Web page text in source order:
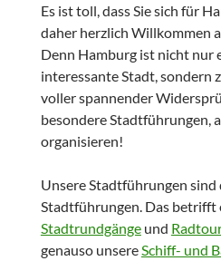
Es ist toll, dass Sie sich für
daher herzlich Willkommen
Denn Hamburg ist nicht nur
interessante Stadt, sondern
voller spannender
besondere Stadtführungen,
organisieren!
Unsere Stadtführungen sind
Stadtführungen. Das betrifft
Stadtrundgängeund
genauso unsereSchiff- und